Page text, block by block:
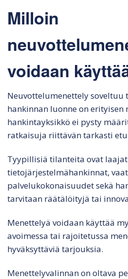
Milloin
voidaan
Neuvottelumenettely soveltuu
hankinnan luonne on
hankintayksikkö ei pysty
ratkaisuja riittävän tarkasti
Tyypillisiä tilanteita ovat laajat
tietojärjestelmähankinnat,
palvelukokonaisuudet sekä
tarvitaan räätälöityjä tai
Menettelyä voidaan käyttää
avoimessa tai rajoitetussa
hyväksyttäviä tarjouksia.
Menettelyvalinnan on oltava